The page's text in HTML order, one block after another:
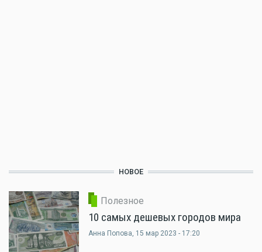
НОВОЕ
Полезное
10 самых дешевых городов мира
Анна Попова, 15 мар 2023 - 17:20